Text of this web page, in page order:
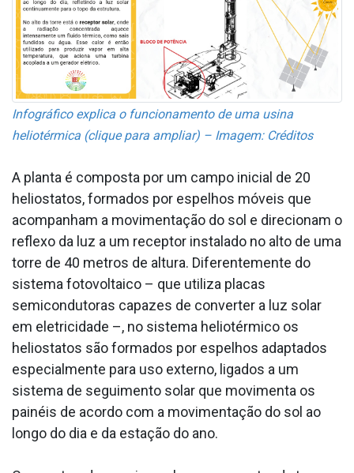
Infográfico explica o funcionamento de uma usina
heliotérmica (clique para ampliar) – Imagem: Créditos
A planta é composta por um campo inicial de 20
heliostatos, formados por espelhos móveis que
acompanham a movimentação do sol e direcionam o
reflexo da luz a um receptor instalado no alto de uma
torre de 40 metros de altura. Diferentemente do
sistema fotovoltaico – que utiliza placas
semicondutoras capazes de converter a luz solar
em eletricidade –, no sistema heliotérmico os
heliostatos são formados por espelhos adaptados
especialmente para uso externo, ligados a um
sistema de seguimento solar que movimenta os
painéis de acordo com a movimentação do sol ao
longo do dia e da estação do ano.